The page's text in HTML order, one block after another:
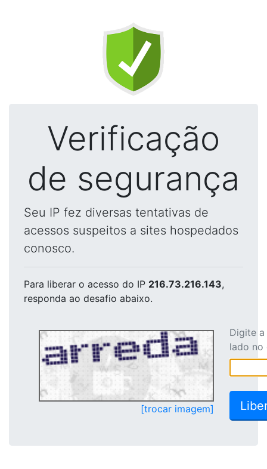
Verificação
de segurança
Seu IP fez diversas tentativas de
acessos suspeitos a sites hospedados
conosco.
Para liberar o acesso do IP 216.73.216.143,
responda ao desafio abaixo.
[trocar imagem]
Digite
lado no